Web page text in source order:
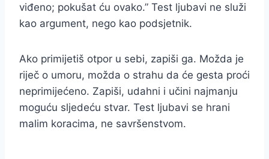
viđeno; pokušat ću ovako.” Test ljubavi ne služi
kao argument, nego kao podsjetnik.
Ako primijetiš otpor u sebi, zapiši ga. Možda je
riječ o umoru, možda o strahu da će gesta proći
neprimijećeno. Zapiši, udahni i učini najmanju
moguću sljedeću stvar. Test ljubavi se hrani
malim koracima, ne savršenstvom.